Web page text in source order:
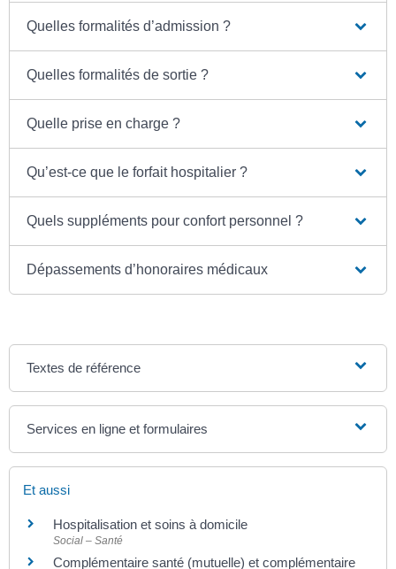
Quelles formalités d’admission ?
Quelles formalités de sortie ?
Quelle prise en charge ?
Qu’est-ce que le forfait hospitalier ?
Quels suppléments pour confort personnel ?
Dépassements d’honoraires médicaux
Textes de référence
Services en ligne et formulaires
Et aussi
Hospitalisation et soins à domicile
Social – Santé
Complémentaire santé (mutuelle) et complémentaire